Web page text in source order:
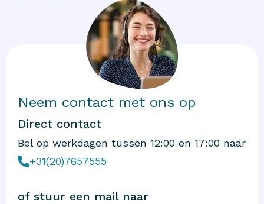
Neem contact met ons op
Direct contact
Bel op werkdagen tussen 12:00 en 17:00 naar
+31(20)7657555
of stuur een mail naar